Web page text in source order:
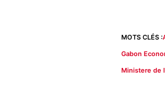
MOTS CLÉS :
Gabon
Ministere de